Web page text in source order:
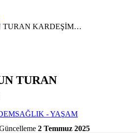
TURAN KARDEŞİM…
TURAN
SAĞLIK - YAŞAM
2 Temmuz 2025